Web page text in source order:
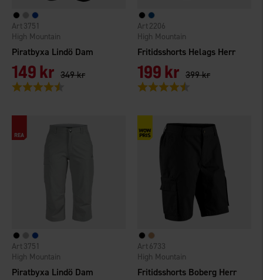
Piratbyxa Lindö Dam
High Mountain
3751
149 kr 349 kr
Betyg:
Fritidsshorts Helags Herr
High Mountain
2206
199 kr 399 kr
Betyg:
Piratbyxa Lindö Dam
High Mountain
3751
Fritidsshorts Boberg Herr
High Mountain
6733